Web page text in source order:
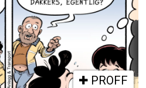
PROFF